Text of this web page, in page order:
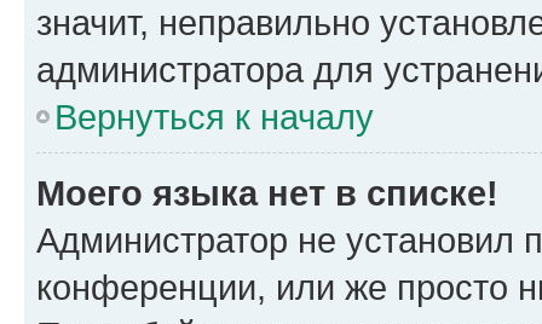
значит, неправильно
администратора для
Вернуться к началу
Моего языка нет в списке!
Администратор не установил
конференции, или же просто